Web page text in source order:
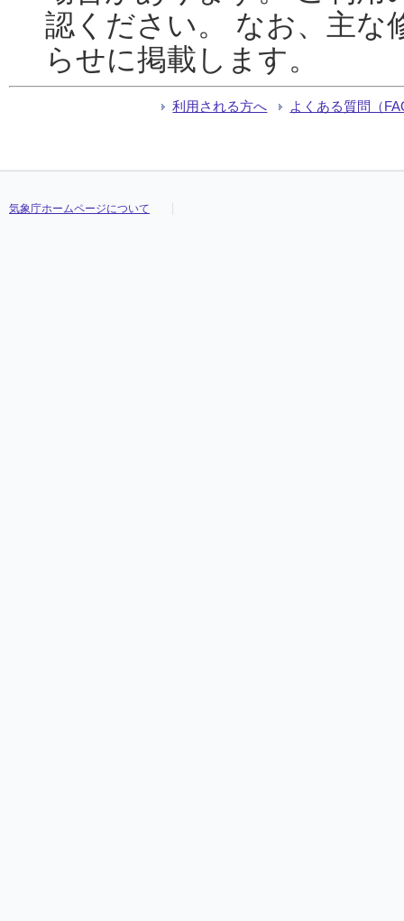
認ください。 なお、主な
らせに掲載します。
利用される方へ よくある質問（
気象庁ホームページについて